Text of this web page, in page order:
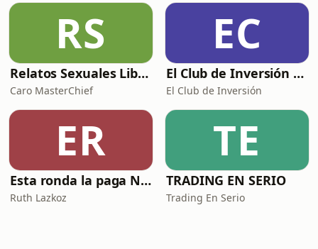
RS
Relatos Sexuales Liberales
Caro MasterChief
EC
El Club de Inversión podcast
El Club de Inversión
ER
Esta ronda la paga Newton
Ruth Lazkoz
TE
TRADING EN SERIO
Trading En Serio